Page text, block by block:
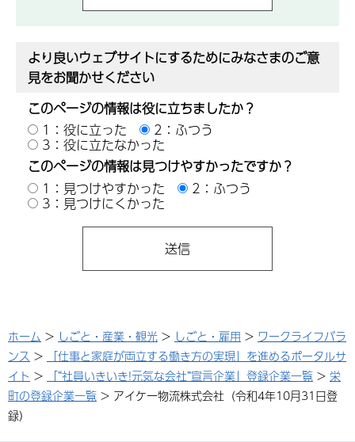
より良いウェブサイトにするためにみなさまのご意
見をお聞かせください
このページの情報は役に立ちましたか？
1：役に立った
2：ふつう
3：役に立たなかった
このページの情報は見つけやすかったですか？
1：見つけやすかった
2：ふつう
3：見つけにくかった
ホーム > しごと・産業・観光 > しごと・雇用 > ワークライフバラ
ンス >
「仕事と家庭が両立する働き方の実現」を進めるポータルサ
イト > 「“社員いきいき!元気な会社”宣言企業」登録企業一覧 > 栄
町の登録企業一覧 > アイケー物流株式会社（令和4年10月31日登
録）